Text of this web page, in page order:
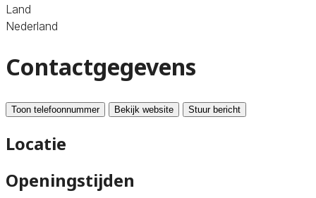
Land
Nederland
Contactgegevens
Toon telefoonnummer Bekijk website Stuur bericht
Locatie
Openingstijden